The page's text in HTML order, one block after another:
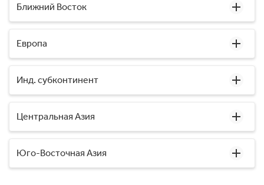
Ближний Восток
Европа
Инд. субконтинент
Центральная Азия
Юго-Восточная Азия